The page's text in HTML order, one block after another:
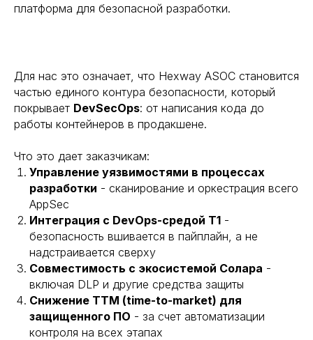
платформа для безопасной разработки.
Для нас это означает, что Hexway ASOC становится
частью единого контура безопасности, который
покрывает DevSecOps: от написания кода до
работы контейнеров в продакшене.
Что это дает заказчикам:
Управление уязвимостями в процессах
разработки - сканирование и оркестрация всего
AppSec
Интеграция с DevOps-средой Т1 -
безопасность вшивается в пайплайн, а не
надстраивается сверху
Совместимость с экосистемой Солара -
включая DLP и другие средства защиты
Снижение TTM (time-to-market) для
защищенного ПО - за счет автоматизации
контроля на всех этапах